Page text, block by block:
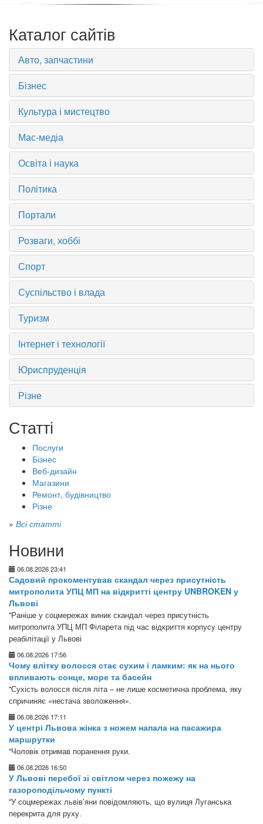
Каталог сайтів
Авто, запчастини
Бізнес
Культура і мистецтво
Мас-медіа
Освіта і наука
Політика
Портали
Розваги, хоббі
Спорт
Суспільство і влада
Туризм
Інтернет і технології
Юриспруденція
Різне
Статті
Послуги
Бізнес
Веб-дизайн
Магазини
Ремонт, будівництво
Різне
» Всі статті
Новини
06.08.2026 23:41
Садовий прокоментував скандал через присутність
митрополита УПЦ МП на відкритті центру UNBROKEN у
Львові
"Раніше у соцмережах виник скандал через присутність
митрополита УПЦ МП Філарета під час відкриття корпусу центру
реабілітації у Львові
06.08.2026 17:56
Чому влітку волосся стає сухим і ламким: як на нього
впливають сонце, море та басейн
"Сухість волосся після літа – не лише косметична проблема, яку
спричиняє «нестача зволоження».
06.08.2026 17:11
У центрі Львова жінка з ножем напала на пасажира
маршрутки
"Чоловік отримав поранення руки.
06.08.2026 16:50
У Львові перебої зі світлом через пожежу на
газороподільчому пункті
"У соцмережах львів’яни повідомляють, що вулиця Луганська
перекрита для руху.